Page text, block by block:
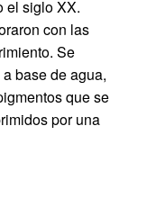
el siglo XX.
con las
Se
base de agua,
que se
por una